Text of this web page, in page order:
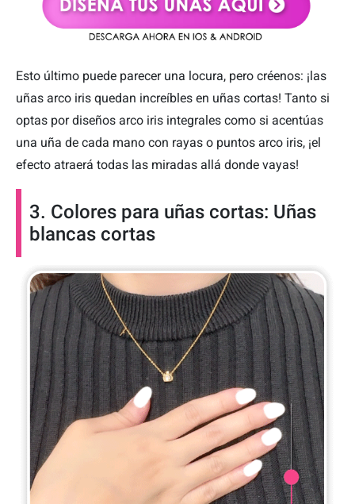
Esto último puede parecer una locura, pero créenos: ¡las
uñas arco iris quedan increíbles en uñas cortas! Tanto si
optas por diseños arco iris integrales como si acentúas
una uña de cada mano con rayas o puntos arco iris, ¡el
efecto atraerá todas las miradas allá donde vayas!
3. Colores para uñas cortas: Uñas
blancas cortas